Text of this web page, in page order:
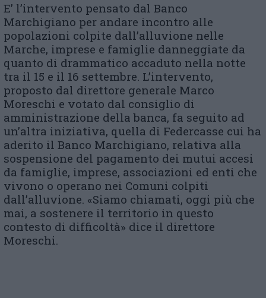
E’ l’intervento pensato dal Banco
Marchigiano per andare incontro alle
popolazioni colpite dall’alluvione nelle
Marche, imprese e famiglie danneggiate da
quanto di drammatico accaduto nella notte
tra il 15 e il 16 settembre. L’intervento,
proposto dal direttore generale Marco
Moreschi e votato dal consiglio di
amministrazione della banca, fa seguito ad
un’altra iniziativa, quella di Federcasse cui ha
aderito il Banco Marchigiano, relativa alla
sospensione del pagamento dei mutui accesi
da famiglie, imprese, associazioni ed enti che
vivono o operano nei Comuni colpiti
dall’alluvione. «Siamo chiamati, oggi più che
mai, a sostenere il territorio in questo
contesto di difficoltà» dice il direttore
Moreschi.